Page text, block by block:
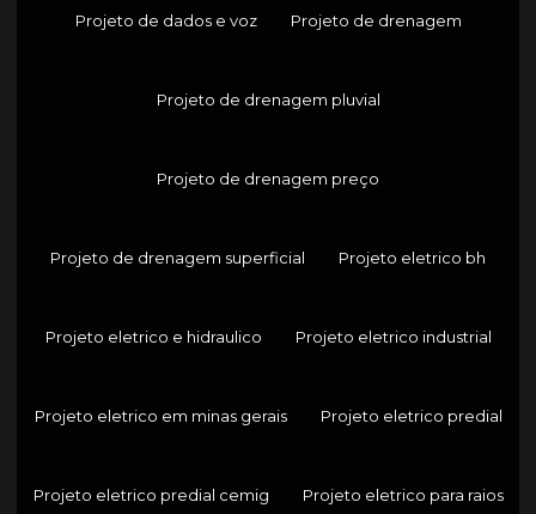
Projeto de dados e voz Projeto de drenagem
Projeto de drenagem pluvial
Projeto de drenagem preço
Projeto de drenagem superficial Projeto eletrico bh
Projeto eletrico e hidraulico Projeto eletrico industrial
Projeto eletrico em minas gerais Projeto eletrico predial
Projeto eletrico predial cemig Projeto eletrico para raios